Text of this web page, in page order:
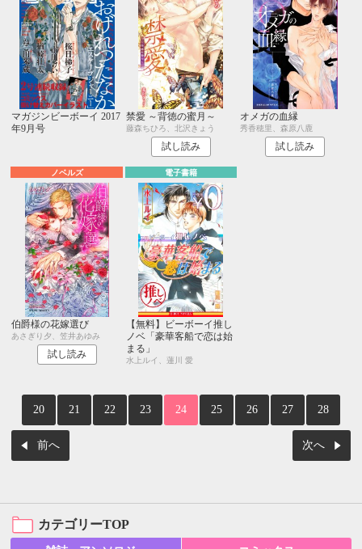
マガジンビーボーイ 2017
年9月号
禁愛 ～背徳の蜜月～
藤森ちひろ、北沢きょう
試し読み
オメガの血縁
秀香穂里、森原八鹿
試し読み
ノベルズ
伯爵様の花嫁選び
あさぎり夕、笠井あゆみ
試し読み
電子書籍
【無料】ビーボーイ推し
ノベ「豪華客船で恋は始
まる」
水上ルイ、蓮川 愛
前へ
20 21 22 23 24 25 26 27 28
次へ
カテゴリーTOP